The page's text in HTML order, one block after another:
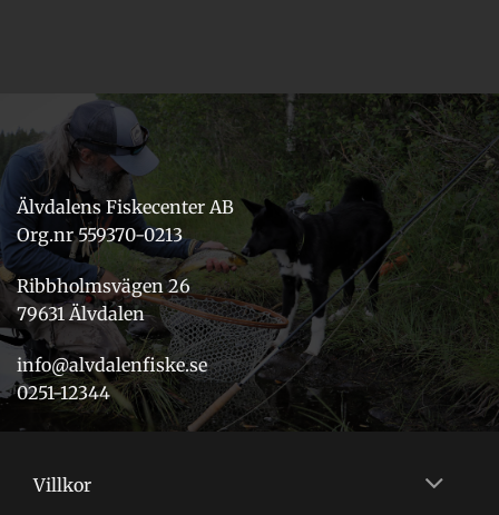
Älvdalens Fiskecenter AB
Org.nr 559370-0213
Ribbholmsvägen 26
79631 Älvdalen
info@alvdalenfiske.se
0251-12344
Villkor